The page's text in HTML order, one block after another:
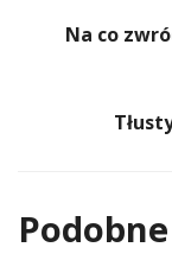
Na co
Podobne